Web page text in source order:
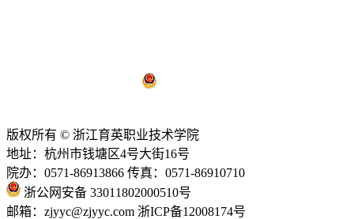
版权所有 © 浙江育英职业技术学院
地址：杭州市钱塘区4号大街16号
院办：0571-86913866 传真：0571-86910710
浙公网安备 33011802000510号
邮箱：zjyyc@zjyyc.com 浙ICP备12008174号